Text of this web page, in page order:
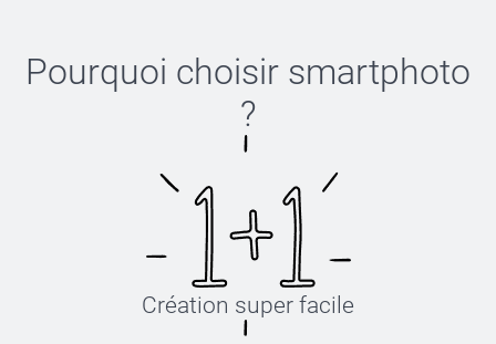
Pourquoi choisir smartphoto
?
Création super facile